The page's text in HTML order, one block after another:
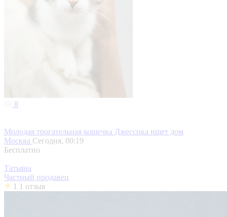
8
Молодая трогательная кошечка Джессика ищет дом
Москва Сегодня, 00:19
Бесплатно
Татьяна
Частный продавец
1 1 отзыв